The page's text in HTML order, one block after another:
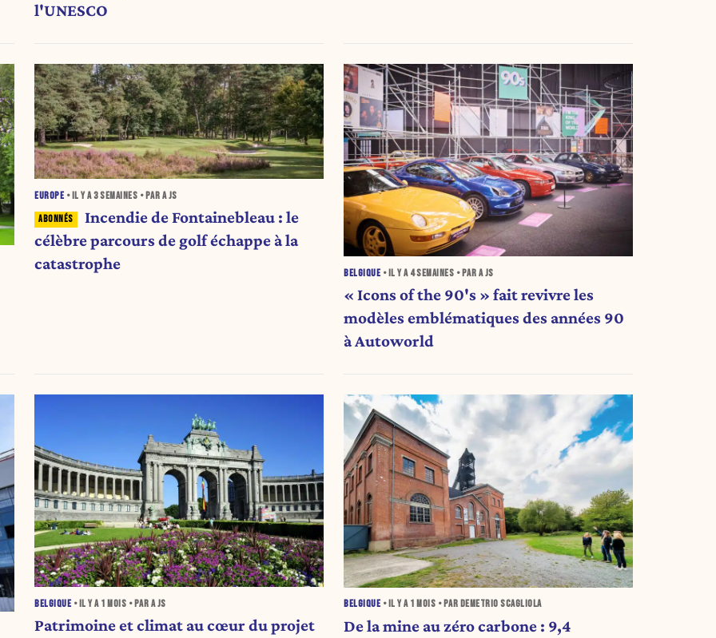
l'UNESCO
EUROPE • IL Y A3 SEMAINES • PAR A JS
Incendie de Fontainebleau : le
célèbre parcours de golf échappe à la
catastrophe
BELGIQUE • IL Y A 4 SEMAINES • PAR A JS
« Icons of the 90's » fait revivre les
modèles emblématiques des années 90
à Autoworld
BELGIQUE • IL Y A 1 MOIS • PAR A JS
Patrimoine et climat au cœur du projet
BELGIQUE • IL Y A 1 MOIS • PAR DEMETRIO SCAGLIOLA
De la mine au zéro carbone : 9,4